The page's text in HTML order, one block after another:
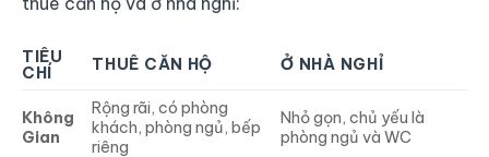
TIÊU
CHÍ
THUÊ CĂN HỘ Ở NHÀ NGHỈ
Không
Gian
Rộng rãi, có phòng
khách, phòng ngủ, bếp
riêng
Nhỏ gọn, chủ yếu là
phòng ngủ và WC